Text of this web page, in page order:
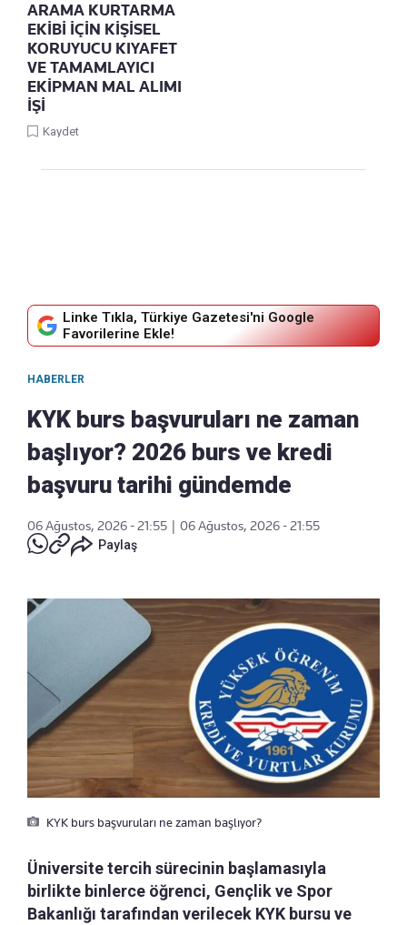
ARAMA KURTARMA
EKİBİ İÇİN KİŞİSEL
KORUYUCU KIYAFET
VE TAMAMLAYICI
EKİPMAN MAL ALIMI
İŞİ
Kaydet
Linke Tıkla, Türkiye Gazetesi'ni Google
Favorilerine Ekle!
HABERLER
KYK burs başvuruları ne zaman
başlıyor? 2026 burs ve kredi
başvuru tarihi gündemde
06 Ağustos, 2026 - 21:55
06 Ağustos, 2026 - 21:55
Paylaş
KYK burs başvuruları ne zaman başlıyor?
Üniversite tercih sürecinin başlamasıyla
birlikte binlerce öğrenci, Gençlik ve Spor
Bakanlığı tarafından verilecek KYK bursu ve